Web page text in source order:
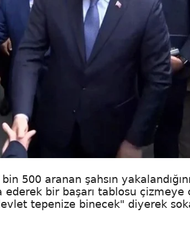
500 aranan şahsın
ederek bir başarı tablosu çizmeye
tepenize binecek" diyerek